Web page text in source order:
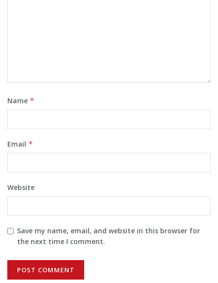
Name *
Email *
Website
Save my name, email, and website in this browser for
the next time I comment.